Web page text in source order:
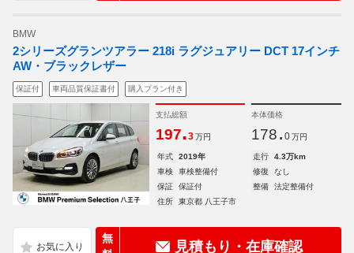
BMW
2シリーズグランツアラー 218i ラグジュアリー DCT 17インチ
AW・ブラックレザー
保証付 車両品質保証書付 購入プラン付き
支払総額
197.3 万円
本体価格
178. 0 万円
年式 2019年 走行
4.3万km
車検
車検整備付 修復
なし
保証
保証付 整備
法定整備付
住所
東京都 八王子市
無
見積もり・在庫確認